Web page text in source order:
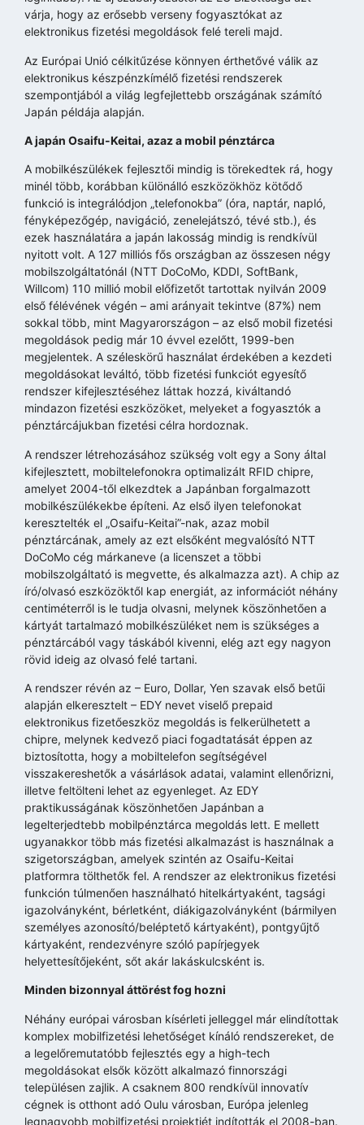
várja, hogy az erősebb verseny fogyasztókat az
elektronikus fizetési megoldások felé tereli majd.
Az Európai Unió célkitűzése könnyen érthetővé válik az
elektronikus készpénzkímélő fizetési rendszerek
szempontjából a világ legfejlettebb országának számító
Japán példája alapján.
A japán Osaifu-Keitai, azaz a mobil pénztárca
A mobilkészülékek fejlesztői mindig is törekedtek rá, hogy
minél több, korábban különálló eszközökhöz kötődő
funkció is integrálódjon „telefonokba” (óra, naptár, napló,
fényképezőgép, navigáció, zenelejátszó, tévé stb.), és
ezek használatára a japán lakosság mindig is rendkívül
nyitott volt. A 127 milliós fős országban az összesen négy
mobilszolgáltatónál (NTT DoCoMo, KDDI, SoftBank,
Willcom) 110 millió mobil előfizetőt tartottak nyilván 2009
első félévének végén – ami arányait tekintve (87%) nem
sokkal több, mint Magyarországon – az első mobil fizetési
megoldások pedig már 10 évvel ezelőtt, 1999-ben
megjelentek. A széleskörű használat érdekében a kezdeti
megoldásokat leváltó, több fizetési funkciót egyesítő
rendszer kifejlesztéséhez láttak hozzá, kiváltandó
mindazon fizetési eszközöket, melyeket a fogyasztók a
pénztárcájukban fizetési célra hordoznak.
A rendszer létrehozásához szükség volt egy a Sony által
kifejlesztett, mobiltelefonokra optimalizált RFID chipre,
amelyet 2004-től elkezdtek a Japánban forgalmazott
mobilkészülékekbe építeni. Az első ilyen telefonokat
keresztelték el „Osaifu-Keitai”-nak, azaz mobil
pénztárcának, amely az ezt elsőként megvalósító NTT
DoCoMo cég márkaneve (a licenszet a többi
mobilszolgáltató is megvette, és alkalmazza azt). A chip az
író/olvasó eszközöktől kap energiát, az információt néhány
centiméterről is le tudja olvasni, melynek köszönhetően a
kártyát tartalmazó mobilkészüléket nem is szükséges a
pénztárcából vagy táskából kivenni, elég azt egy nagyon
rövid ideig az olvasó felé tartani.
A rendszer révén az – Euro, Dollar, Yen szavak első betűi
alapján elkeresztelt – EDY nevet viselő prepaid
elektronikus fizetőeszköz megoldás is felkerülhetett a
chipre, melynek kedvező piaci fogadtatását éppen az
biztosította, hogy a mobiltelefon segítségével
visszakereshetők a vásárlások adatai, valamint ellenőrizni,
illetve feltölteni lehet az egyenleget. Az EDY
praktikusságának köszönhetően Japánban a
legelterjedtebb mobilpénztárca megoldás lett. E mellett
ugyanakkor több más fizetési alkalmazást is használnak a
szigetországban, amelyek szintén az Osaifu-Keitai
platformra tölthetők fel. A rendszer az elektronikus fizetési
funkción túlmenően használható hitelkártyaként, tagsági
igazolványként, bérletként, diákigazolványként (bármilyen
személyes azonosító/beléptető kártyaként), pontgyűjtő
kártyaként, rendezvényre szóló papírjegyek
helyettesítőjeként, sőt akár lakáskulcsként is.
Minden bizonnyal áttörést fog hozni
Néhány európai városban kísérleti jelleggel már elindítottak
komplex mobilfizetési lehetőséget kínáló rendszereket, de
a legelőremutatóbb fejlesztés egy a high-tech
megoldásokat elsők között alkalmazó finnországi
településen zajlik. A csaknem 800 rendkívül innovatív
cégnek is otthont adó Oulu városban, Európa jelenleg
legnagyobb mobilfizetési projektjét indították el 2008-ban.